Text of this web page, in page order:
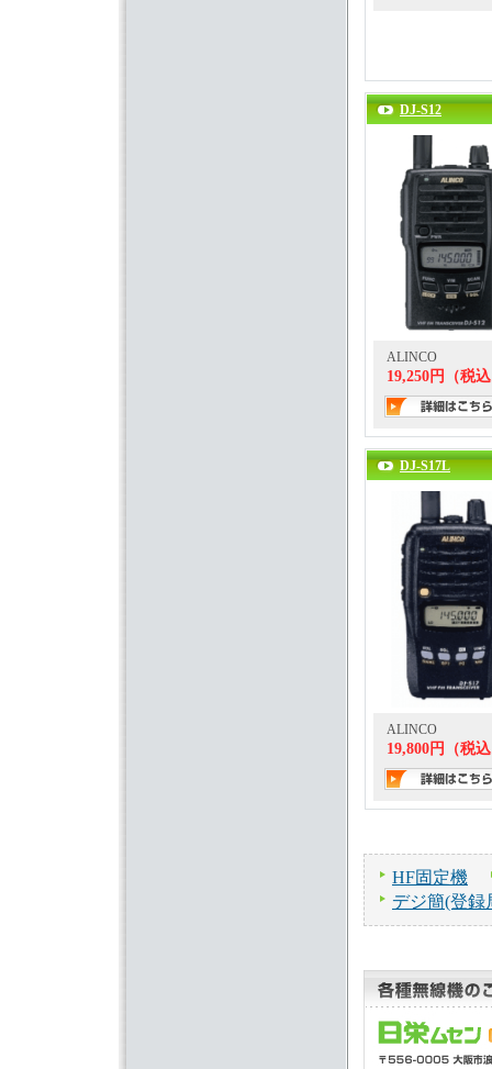
DJ-S12
ALINCO
19,250円（税
DJ-S17L
ALINCO
19,800円（税
HF固定機
デジ簡(登録